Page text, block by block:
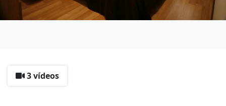
3 vídeos